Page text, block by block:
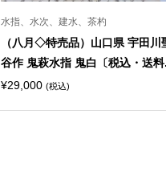
水指、水次、建水、茶杓
（八月◇特売品）山口県 宇田川
谷作 鬼萩水指 鬼白〔税込・送
¥29,000 (税込)